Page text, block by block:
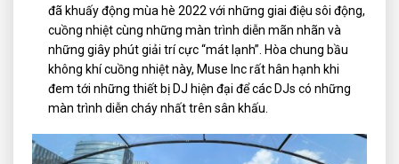
đã khuấy động mùa hè 2022 với những giai điệu sôi động,
cuồng nhiệt cùng những màn trình diễn mãn nhãn và
những giây phút giải trí cực “mát lạnh”. Hòa chung bầu
không khí cuồng nhiệt này, Muse Inc rất hân hạnh khi
đem tới những thiết bị DJ hiện đại để các DJs có những
màn trình diễn cháy nhất trên sân khấu.